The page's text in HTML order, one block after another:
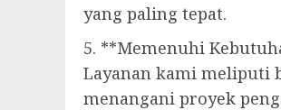
yang paling tepat.
5. **Memenuhi
Layanan kami meliputi
menangani proyek